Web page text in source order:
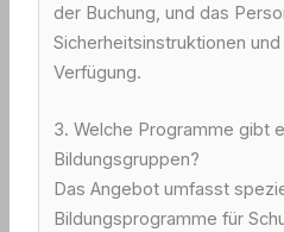
der Buchung, und das
Sicherheitsinstruktionen
Verfügung.
3. Welche Programme gibt
Bildungsgruppen?
Das Angebot umfasst
Bildungsprogramme für